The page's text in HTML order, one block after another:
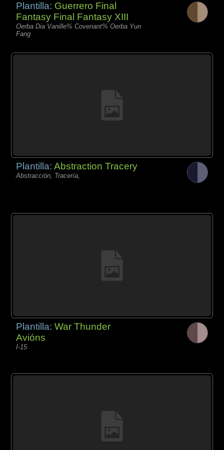
Plantilla: Guerrero Final
Fantasy Final Fantasy XIII
Oerba Dia Vanille% Covenant% Oerba Yun
Fang
Plantilla:Abstraction Tracery
Abstracción, Tracería,
Plantilla:War Thunder
Avións
I-15